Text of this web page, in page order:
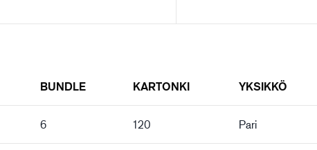
BUNDLE KARTONKI YKSIKKÖ
6 120 Pari